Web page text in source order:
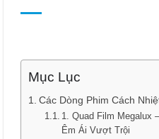
Mục Lục
Các Dòng Phim Cách
1. Quad Film Megalux
Êm Ái Vượt Trội